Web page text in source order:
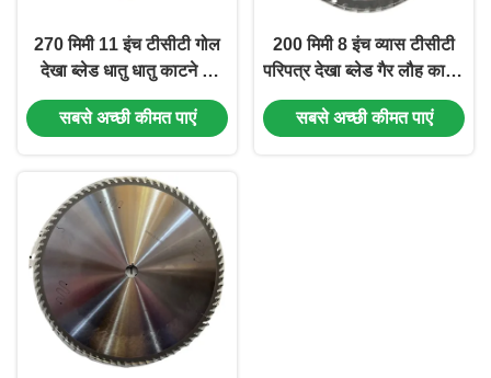
270 मिमी 11 इंच टीसीटी गोल
देखा ब्लेड धातु धातु काटने के
लिए गोल देखा
सबसे अच्छी कीमत पाएं
200 मिमी 8 इंच व्यास टीसीटी
परिपत्र देखा ब्लेड गैर लौह काटने
के लिए टंगस्टन कार्बाइड टिप
सबसे अच्छी कीमत पाएं